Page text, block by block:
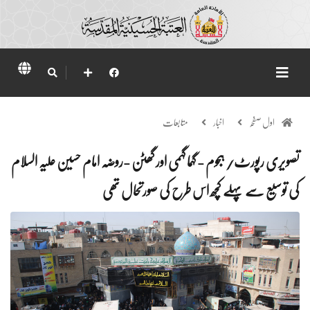
اول صفحہ اخبار متابعات
تصویری رپورٹ/ ہجوم - گہما گہمی اور گھٹن -روضہ امام حسین علیہ السلام
کی توسیع سے پہلے کچھ اس طرح کی صورتحال تھی